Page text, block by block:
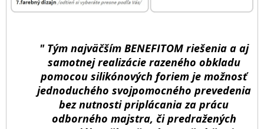
" Tým najväčším BENEFITOM riešenia a aj
samotnej realizácie razeného obkladu
pomocou silikónových foriem je možnosť
jednoduchého svojpomocného prevedenia
bez nutnosti priplácania za prácu
odborného majstra, či predražených